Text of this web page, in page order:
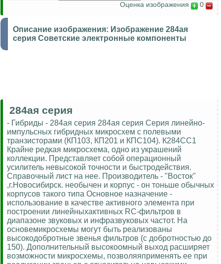
Оценка изображения 0
Описание изображения: Изображение 284ая
серия Советские электронные компоненты
284ая серия
- Гибриды - 284ая серия 284ая серия Серия линейно-
импульсных гибридных микросхем с полевыми
транзисторами (КП103, КП201 и КПС104). К284СС1
Крайне редкая микросхема, одно из украшений
коллекции. Представляет собой операционный
усилитель невысокой точности и быстродействия.
Справочный лист на нее. Производитель - "Восток"
,г.Новосибирск. необычен и корпус - он тоньше обычных
корпусов такого типа Основное назначение -
использование в качестве активного элемента при
построении линейныхактивных RC-фильтров в
диапазоне звуковых и инфразвуковых частот. На
основемикросхемы могут быть реализованы
высокодобротные звенья фильтров (с добротностью до
150). Дополнительный высокоомный выход расширяет
возможности микросхемы, позволяяприменять ее при